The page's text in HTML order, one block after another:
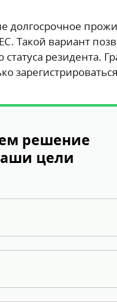
долгосрочное
Такой вариант
резидента.
решение
цели